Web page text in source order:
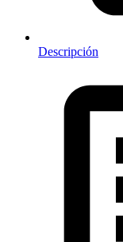
Descripción